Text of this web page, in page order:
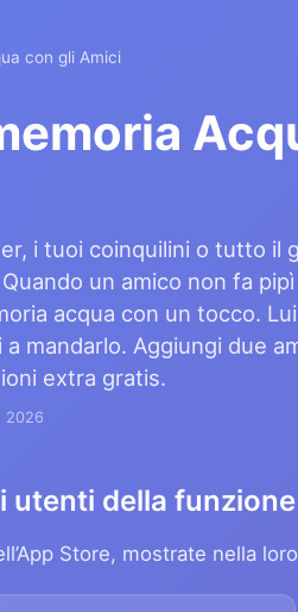
con gli Amici
i tuoi coinquilini o tutto il
un amico non fa pipì
acqua con un tocco.
mandarlo. Aggiungi due
extra gratis.
2026
utenti della
Store, mostrate nella